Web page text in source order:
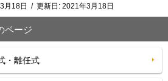
月18日 / 更新日: 2021年3月18日
ページ
・離任式